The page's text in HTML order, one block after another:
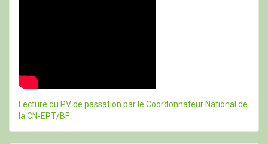
Lecture du PV de passation par le Coordonnateur National de
la CN-EPT/BF